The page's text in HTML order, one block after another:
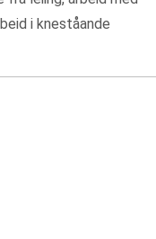
i kneståande